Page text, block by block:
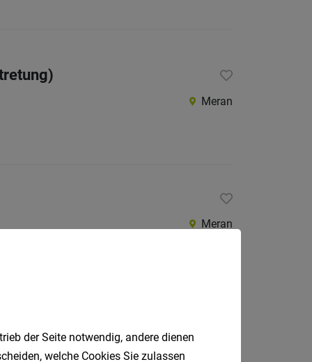
Meran
Meran
der Seite notwendig, andere dienen
welche Cookies Sie zulassen